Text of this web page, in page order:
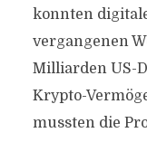
konnten
vergangenen
Milliarden US-
Krypto-
mussten die